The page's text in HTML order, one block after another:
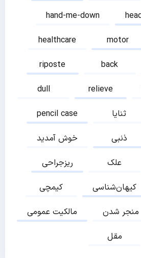
hand-me-down
healthcare
motor
riposte
back
dull
relieve
pencil case
ثنایا
خوش آمدید
ذنبی
ریزجراحی
علک
کیمچی
کیهان‌شناسی
مالکیت عمومی
منجر شدن
مقل